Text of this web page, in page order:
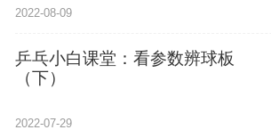
2022-08-09
乒乓小白课堂：看参数辨球板
（下）
2022-07-29